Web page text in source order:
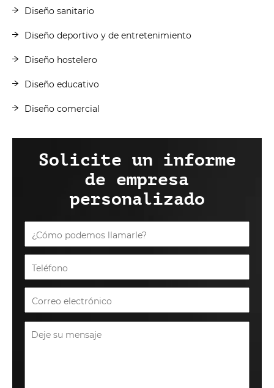
Diseño sanitario
Diseño deportivo y de entretenimiento
Diseño hostelero
Diseño educativo
Diseño comercial
Solicite un informe
de empresa
personalizado